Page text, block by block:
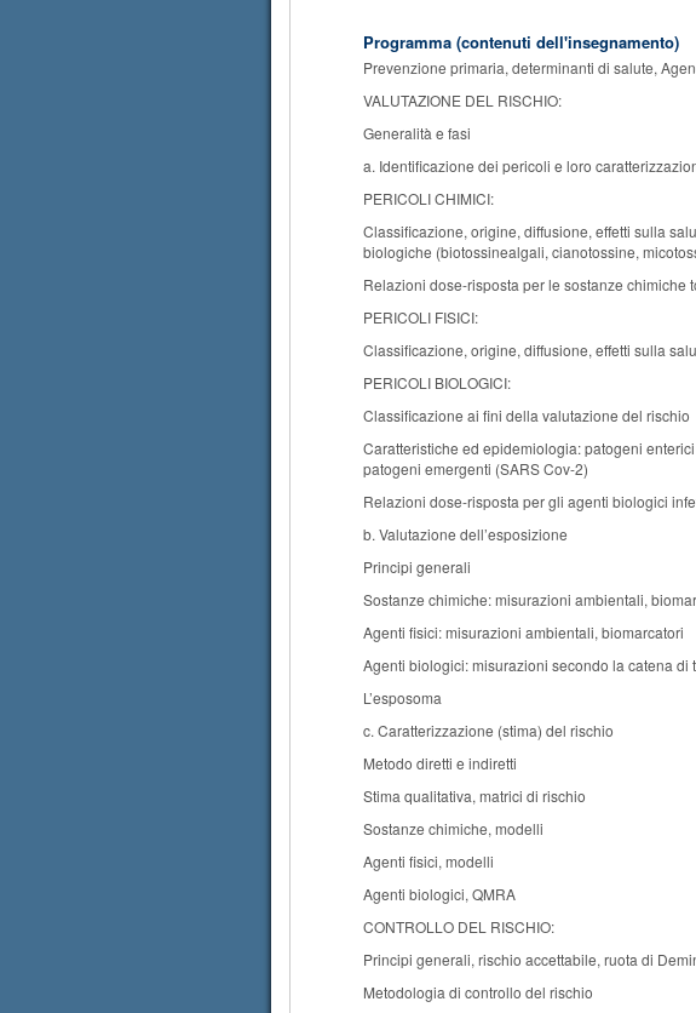
Programma (contenuti dell'insegnamento)
Prevenzione primaria, determinanti di salute,
VALUTAZIONE DEL RISCHIO:
Generalità e fasi
a. Identificazione dei pericoli e loro
PERICOLI CHIMICI:
Classificazione, origine, diffusione, effetti sulla
biologiche (biotossinealgali, cianotossine,
Relazioni dose-risposta per le sostanze chimiche
PERICOLI FISICI:
Classificazione, origine, diffusione, effetti sulla
PERICOLI BIOLOGICI:
Classificazione ai fini della valutazione del rischio
Caratteristiche ed epidemiologia: patogeni
patogeni emergenti (SARS Cov-2)
Relazioni dose-risposta per gli agenti biologici
b. Valutazione dell’esposizione
Principi generali
Sostanze chimiche: misurazioni ambientali,
Agenti fisici: misurazioni ambientali, biomarcatori
Agenti biologici: misurazioni secondo la catena di
L’esposoma
c. Caratterizzazione (stima) del rischio
Metodo diretti e indiretti
Stima qualitativa, matrici di rischio
Sostanze chimiche, modelli
Agenti fisici, modelli
Agenti biologici, QMRA
CONTROLLO DEL RISCHIO:
Principi generali, rischio accettabile, ruota di
Metodologia di controllo del rischio